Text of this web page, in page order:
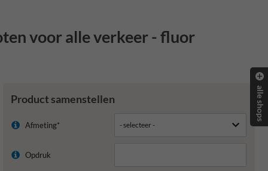
voor alle verkeer - fluor
Product samenstellen
Afmeting*
Opdruk
alle shops